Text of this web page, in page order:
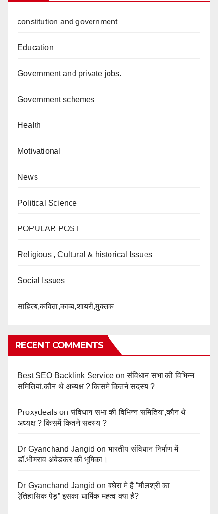
constitution and government
Education
Government and private jobs.
Government schemes
Health
Motivational
News
Political Science
POPULAR POST
Religious , Cultural & historical Issues
Social Issues
साहित्य,कविता,काव्य,शायरी,मुक्तक
RECENT COMMENTS
Best SEO Backlink Service onसंविधान सभा की विभिन्न
समितियां,कौन थे अध्यक्ष ? किसमें कितने सदस्य ?
Proxydeals onसंविधान सभा की विभिन्न समितियां,कौन थे
अध्यक्ष ? किसमें कितने सदस्य ?
Dr Gyanchand Jangid on भारतीय संविधान निर्माण में
डॉ.भीमराव अंबेडकर की भूमिका।
Dr Gyanchand Jangid onबघेरा में है “मौलश्री का
ऐतिहासिक पेड़” इसका धार्मिक महत्व क्या है?